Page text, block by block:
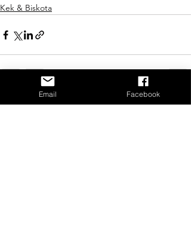
Kek & Biskota
Recent Posts See All
Email Facebook